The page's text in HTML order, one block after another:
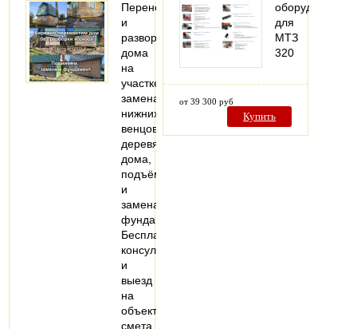
Перенос
и
разворот
дома
на
участке,
замена
нижних
венцов
деревянного
дома,
подъём
и
замена
фундамента.
Бесплатная
консультация
и
выезд
на
объект,
смета…
оборудование
для
МТЗ
320
от 39 300 руб
Купить